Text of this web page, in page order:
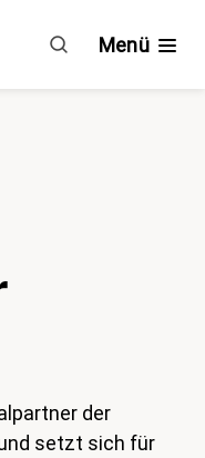
Menü
der
setzt sich für